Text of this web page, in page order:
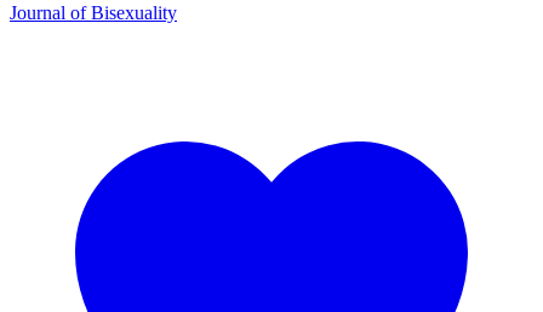
Journal of Bisexuality